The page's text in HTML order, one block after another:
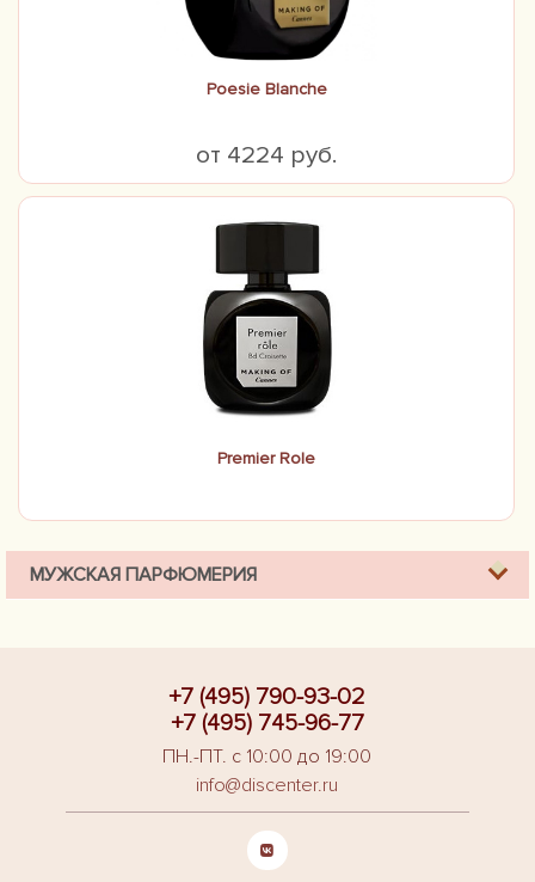
Poesie Blanche
от 4224 руб.
Premier Role
МУЖСКАЯ ПАРФЮМЕРИЯ
+7 (495) 790-93-02
+7 (495) 745-96-77
ПН.-ПТ. с 10:00 до 19:00
info@discenter.ru